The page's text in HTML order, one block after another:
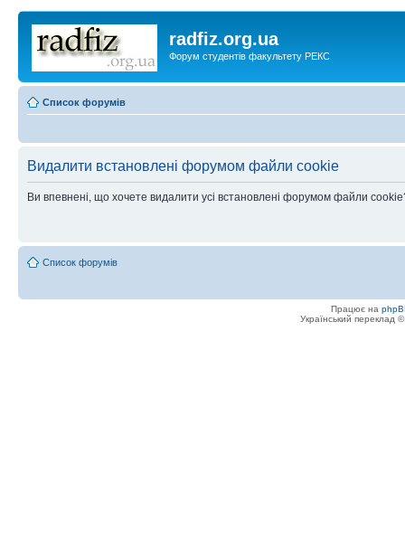
radfiz.org.ua
Форум студентів факультету РЕКС
Список форумів
Видалити встановлені форумом файли cookie
Ви впевнені, що хочете видалити усі встановлені форумом файли
Список форумів
Працює на
Український переклад